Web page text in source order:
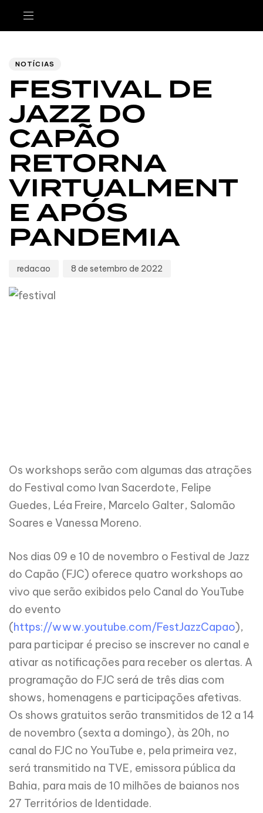
NOTÍCIAS
FESTIVAL DE
JAZZ DO
CAPÃO
RETORNA
VIRTUALMENT
E APÓS
PANDEMIA
redacao 8 de setembro de 2022
Os workshops serão com algumas das atrações
do Festival como Ivan Sacerdote, Felipe
Guedes, Léa Freire, Marcelo Galter, Salomão
Soares e Vanessa Moreno.
Nos dias 09 e 10 de novembro o Festival de Jazz
do Capão (FJC) oferece quatro workshops ao
vivo que serão exibidos pelo Canal do YouTube
do evento
(https://www.youtube.com/FestJazzCapao),
para participar é preciso se inscrever no canal e
ativar as notificações para receber os alertas. A
programação do FJC será de três dias com
shows, homenagens e participações afetivas.
Os shows gratuitos serão transmitidos de 12 a 14
de novembro (sexta a domingo), às 20h, no
canal do FJC no YouTube e, pela primeira vez,
será transmitido na TVE, emissora pública da
Bahia, para mais de 10 milhões de baianos nos
27 Territórios de Identidade.